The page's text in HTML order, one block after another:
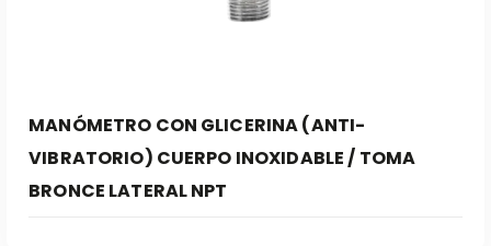
MANÓMETRO CON GLICERINA (ANTI-
VIBRATORIO) CUERPO INOXIDABLE / TOMA
BRONCE LATERAL NPT